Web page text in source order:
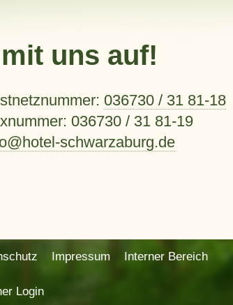
uns auf!
036730 / 31 81-18
036730 / 31 81-19
schwarzaburg.de
Impressum Interner Bereich
Login